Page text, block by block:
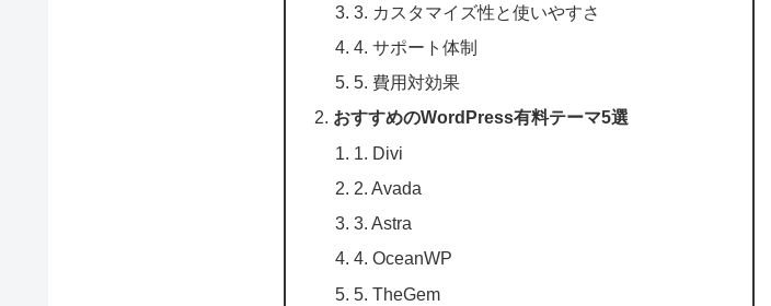
3. カスタマイズ性と使いやすさ
4. サポート体制
5. 費用対効果
おすすめのWordPress有料テーマ5選
1. Divi
2. Avada
3. Astra
4. OceanWP
5. TheGem